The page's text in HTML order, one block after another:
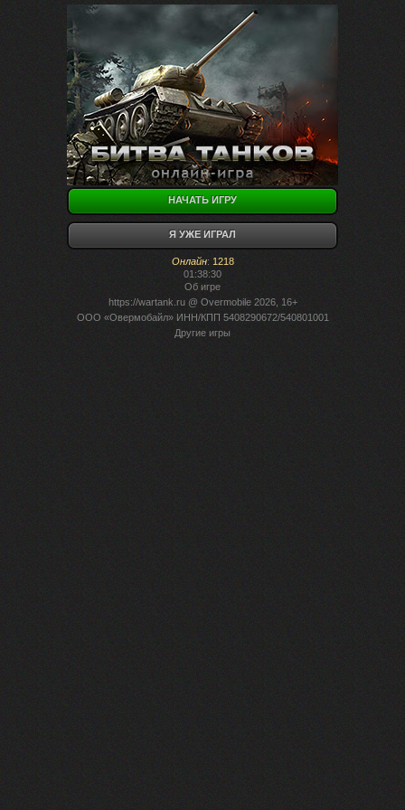
НАЧАТЬ ИГРУ
Я УЖЕ ИГРАЛ
Онлайн: 1218
01:38:30
Об игре
https://wartank.ru@ Overmobile 2026, 16+
ООО «Овермобайл» ИНН/КПП 5408290672/540801001
Другие игры